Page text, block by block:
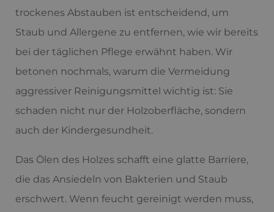
trockenes Abstauben ist entscheidend, um
Staub und Allergene zu entfernen, wie wir bereits
bei der täglichen Pflege erwähnt haben. Wir
betonen nochmals, warum die Vermeidung
aggressiver Reinigungsmittel wichtig ist: Sie
schaden nicht nur der Holzoberfläche, sondern
auch der Kindergesundheit.
Das Ölen des Holzes schafft eine glatte Barriere,
die das Ansiedeln von Bakterien und Staub
erschwert. Wenn feucht gereinigt werden muss,